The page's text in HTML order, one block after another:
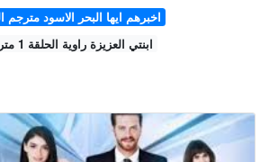
اخبرهم ايها البحر الاسود مترجم
ابنتي العزيزة راوية الحلقة 1 مترجم